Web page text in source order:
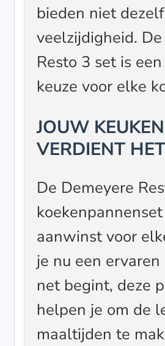
bieden niet
veelzijdigheid.
Resto 3 set is
keuze voor elke
JOUW KEUKEN
VERDIENT
De Demeyere
aanwinst voor
je nu een
net begint, deze
helpen je om de
maaltijden te